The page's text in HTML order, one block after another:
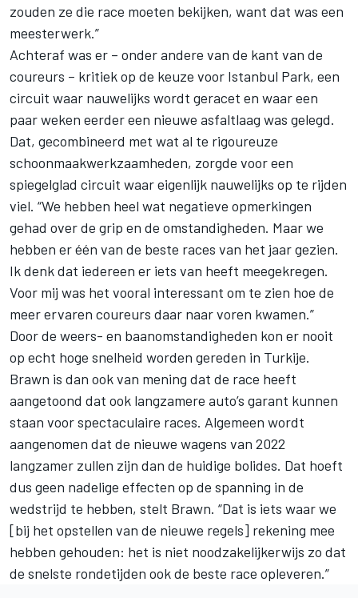
zouden ze die race moeten bekijken, want dat was een
meesterwerk.”
Achteraf was er – onder andere van de kant van de
coureurs – kritiek op de keuze voor Istanbul Park, een
circuit waar nauwelijks wordt geracet en waar een
paar weken eerder een nieuwe asfaltlaag was gelegd.
Dat, gecombineerd met wat al te rigoureuze
schoonmaakwerkzaamheden, zorgde voor een
spiegelglad circuit waar eigenlijk nauwelijks op te rijden
viel. “We hebben heel wat negatieve opmerkingen
gehad over de grip en de omstandigheden. Maar we
hebben er één van de beste races van het jaar gezien.
Ik denk dat iedereen er iets van heeft meegekregen.
Voor mij was het vooral interessant om te zien hoe de
meer ervaren coureurs daar naar voren kwamen.”
Door de weers- en baanomstandigheden kon er nooit
op echt hoge snelheid worden gereden in Turkije.
Brawn is dan ook van mening dat de race heeft
aangetoond dat ook langzamere auto’s garant kunnen
staan voor spectaculaire races. Algemeen wordt
aangenomen dat de nieuwe wagens van 2022
langzamer zullen zijn dan de huidige bolides. Dat hoeft
dus geen nadelige effecten op de spanning in de
wedstrijd te hebben, stelt Brawn. “Dat is iets waar we
[bij het opstellen van de nieuwe regels] rekening mee
hebben gehouden: het is niet noodzakelijkerwijs zo dat
de snelste rondetijden ook de beste race opleveren.”